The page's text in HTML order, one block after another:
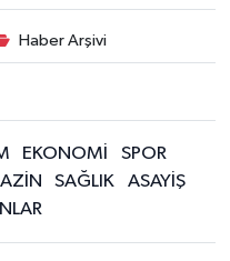
Haber Arşivi
EKONOMİ
SPOR
SAĞLIK
ASAYİŞ